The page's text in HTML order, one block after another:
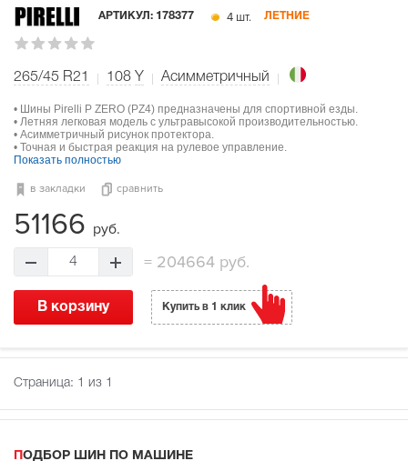
АРТИКУЛ: 178377 4 шт. ЛЕТНИЕ
265/45 R21 108 Y Асимметричный
• Шины Pirelli P ZERO (PZ4) предназначены для спортивной езды.
• Летняя легковая модель с ультравысокой производительностью.
• Асимметричный рисунок протектора.
• Точная и быстрая реакция на рулевое управление.
Показать полностью
в закладки сравнить
51166 руб.
4 =204664 руб.
В корзину Купить в 1 клик
Страница: 1 из 1
ПОДБОР ШИН ПО МАШИНЕ